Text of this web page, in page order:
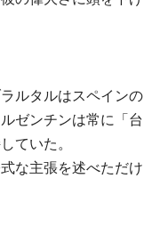
ルタルはスペインの
ゼンチンは常に「台
ていた。
な主張を述べただけ